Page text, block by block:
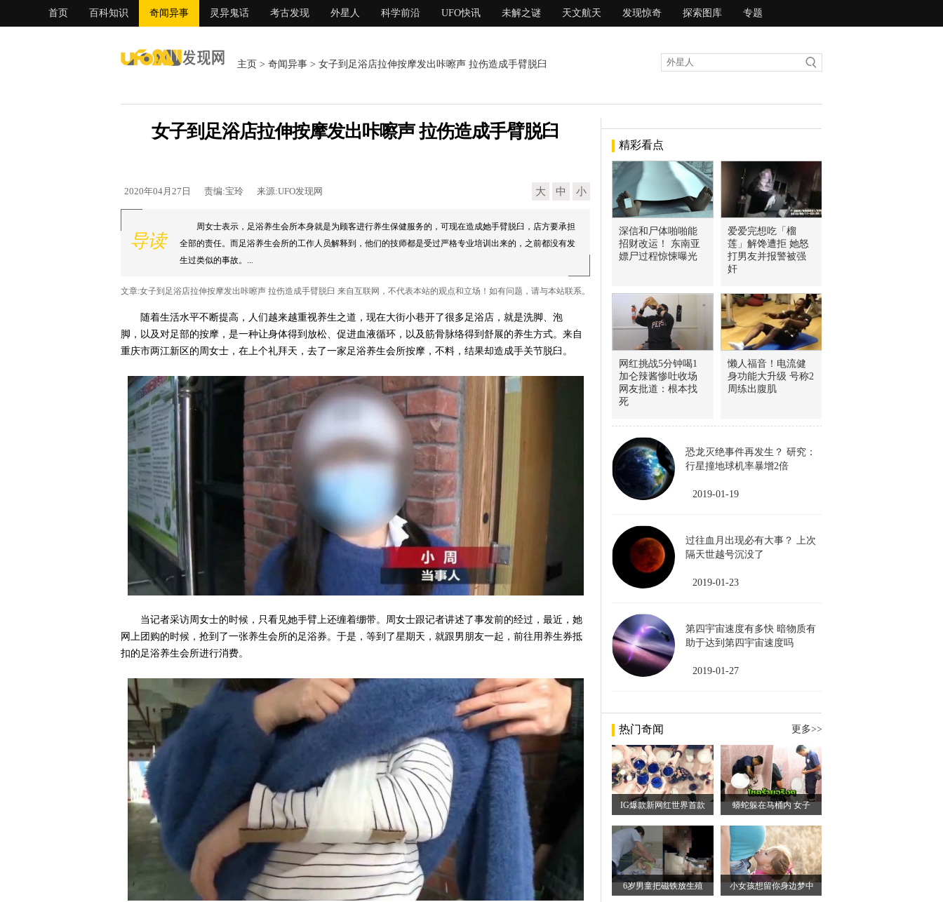
首页 百科知识 奇闻异事 灵异鬼话 考古发现 外星人 科学前沿 UFO快讯 未解之谜 天文航天 发现惊奇 探索图库 专题
主页 > 奇闻异事 > 女子到足浴店拉伸按摩发出咔嚓声 拉伤造成手臂脱臼
女子到足浴店拉伸按摩发出咔嚓声 拉伤造成手臂脱臼
2020年04月27日 责编:宝玲 来源:UFO发现网 大 中 小
导读
周女士表示，足浴养生会所本身就是为顾客进行养生保健服务的，可现在造成她手臂脱臼，店方要承担
全部的责任。而足浴养生会所的工作人员解释到，他们的技师都是受过严格专业培训出来的，之前都没有发
生过类似的事故。...
文章:女子到足浴店拉伸按摩发出咔嚓声 拉伤造成手臂脱臼 来自互联网，不代表本站的观点和立场！如有问题，请与本站联系。
随着生活水平不断提高，人们越来越重视养生之道，现在大街小巷开了很多足浴店，就是洗脚、泡
脚，以及对足部的按摩，是一种让身体得到放松、促进血液循环，以及筋骨脉络得到舒展的养生方式。来自
重庆市两江新区的周女士，在上个礼拜天，去了一家足浴养生会所按摩，不料，结果却造成手关节脱臼。
当记者采访周女士的时候，只看见她手臂上还缠着绷带。周女士跟记者讲述了事发前的经过，最近，她
网上团购的时候，抢到了一张养生会所的足浴券。于是，等到了星期天，就跟男朋友一起，前往用养生券抵
扣的足浴养生会所进行消费。
精彩看点
深信和尸体啪啪能
招财改运！ 东南亚
嫖尸过程惊悚曝光
爱爱完想吃「榴
莲」解馋遭拒 她怒
打男友并报警被强
奸
网红挑战5分钟喝1
加仑辣酱惨吐收场
网友批道：根本找
死
懒人福音！电流健
身功能大升级 号称2
周练出腹肌
恐龙灭绝事件再发生？ 研究：
行星撞地球机率暴增2倍
2019-01-19
过往血月出现必有大事？ 上次
隔天世越号沉没了
2019-01-23
第四宇宙速度有多快 暗物质有
助于达到第四宇宙速度吗
2019-01-27
热门奇闻 更多>>
IG爆款新网红世界首款 蟒蛇躲在马桶内 女子
6岁男童把磁铁放生殖 小女孩想留你身边梦中